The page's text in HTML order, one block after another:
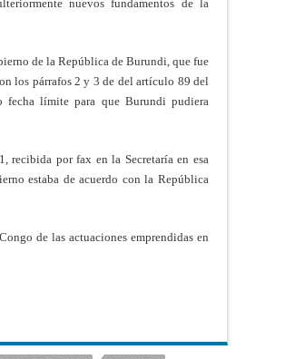
nuevos fundamentos de la
de la República de Burundi, que fue
los párrafos 2 y 3 de del artículo 89 del
límite para que Burundi pudiera
recibida por fax en la Secretaría en esa
estaba de acuerdo con la República
de las actuaciones emprendidas en